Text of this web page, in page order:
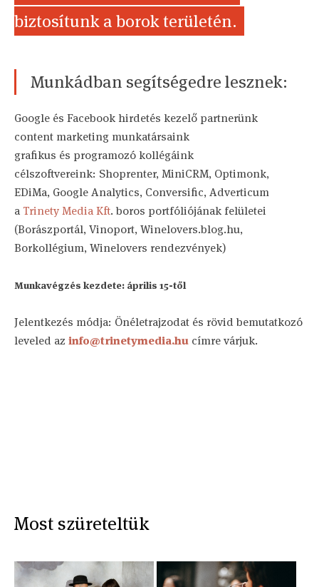
biztosítunk a borok területén.
Munkádban segítségedre lesznek:
Google és Facebook hirdetés kezelő partnerünk
content marketing munkatársaink
grafikus és programozó kollégáink
célszoftvereink: Shoprenter, MiniCRM, Optimonk,
EDiMa, Google Analytics, Conversific, Adverticum
a Trinety Media Kft. boros portfóliójának felületei
(Borászportál, Vinoport, Winelovers.blog.hu,
Borkollégium, Winelovers rendezvények)
Munkavégzés kezdete: április 15-től
Jelentkezés módja: Önéletrajzodat és rövid bemutatkozó
leveled az info@trinetymedia.hu címre várjuk.
Most szüreteltük